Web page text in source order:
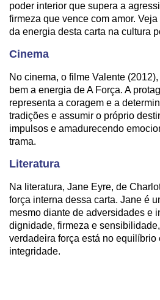
poder interior que supera a
firmeza que vence com amor.
da energia desta carta na cultura
Cinema
No cinema, o filme Valente
bem a energia de A Força. A
representa a coragem e a
tradições e assumir o próprio
impulsos e amadurecendo
trama.
Literatura
Na literatura, Jane Eyre, de
força interna dessa carta. Jane é
mesmo diante de adversidades e
dignidade, firmeza e
verdadeira força está no equilíbrio
integridade.